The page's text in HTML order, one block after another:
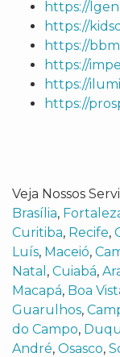
https://
https://
https://
https://
https://
https://
Veja Nossos
Brasília,
Curitiba, Recife,
Luís, Maceió,
Natal , Cuiabá,
Macapá, Boa
Guarulhos,
do Campo,
André, Osasco,